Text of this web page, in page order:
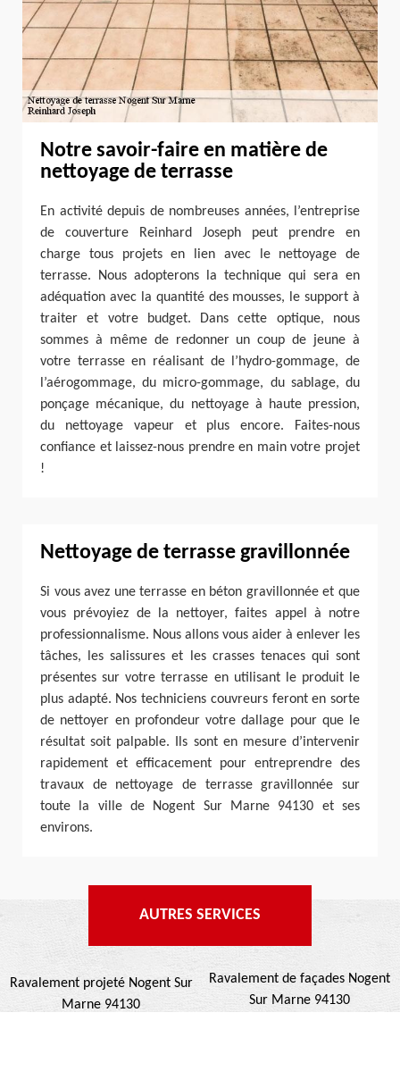
Notre savoir-faire en matière de
nettoyage de terrasse
En activité depuis de nombreuses années, l’entreprise
de couverture Reinhard Joseph peut prendre en
charge tous projets en lien avec le nettoyage de
terrasse. Nous adopterons la technique qui sera en
adéquation avec la quantité des mousses, le support à
traiter et votre budget. Dans cette optique, nous
sommes à même de redonner un coup de jeune à
votre terrasse en réalisant de l’hydro-gommage, de
l’aérogommage, du micro-gommage, du sablage, du
ponçage mécanique, du nettoyage à haute pression,
du nettoyage vapeur et plus encore. Faites-nous
confiance et laissez-nous prendre en main votre projet
!
Nettoyage de terrasse gravillonnée
Si vous avez une terrasse en béton gravillonnée et que
vous prévoyiez de la nettoyer, faites appel à notre
professionnalisme. Nous allons vous aider à enlever les
tâches, les salissures et les crasses tenaces qui sont
présentes sur votre terrasse en utilisant le produit le
plus adapté. Nos techniciens couvreurs feront en sorte
de nettoyer en profondeur votre dallage pour que le
résultat soit palpable. Ils sont en mesure d’intervenir
rapidement et efficacement pour entreprendre des
travaux de nettoyage de terrasse gravillonnée sur
toute la ville de Nogent Sur Marne 94130 et ses
environs.
AUTRES SERVICES
Ravalement projeté Nogent Sur
Marne 94130
Ravalement de façades Nogent
Sur Marne 94130